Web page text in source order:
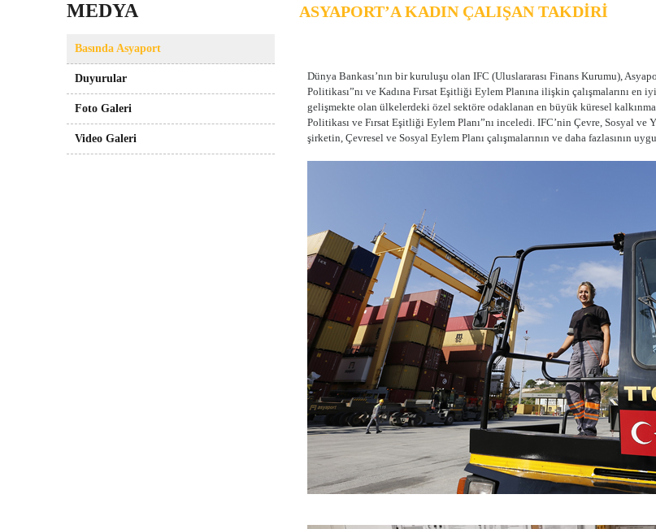
MEDYA
Basında Asyaport
Duyurular
Foto Galeri
Video Galeri
ASYAPORT’A KADIN ÇALIŞAN TAKDİRİ
Dünya Bankası’nın bir kuruluşu olan IFC (Uluslararası Finans Kurumu),
Politikası”nı ve Kadına Fırsat Eşitliği Eylem Planına ilişkin çalışmalarını en
gelişmekte olan ülkelerdeki özel sektöre odaklanan en büyük küresel
Politikası ve Fırsat Eşitliği Eylem Planı”nı inceledi. IFC’nin Çevre, Sosyal
şirketin, Çevresel ve Sosyal Eylem Planı çalışmalarının ve daha fazlasının